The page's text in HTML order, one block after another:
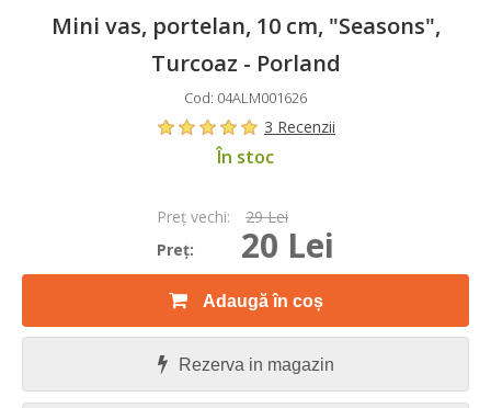
Mini vas, portelan, 10 cm, "Seasons",
Turcoaz - Porland
Cod: 04ALM001626
3 Recenzii
În stoc
Preţ vechi:
29 Lei
Preţ:
20 Lei
Adaugă în coș
Rezerva in magazin